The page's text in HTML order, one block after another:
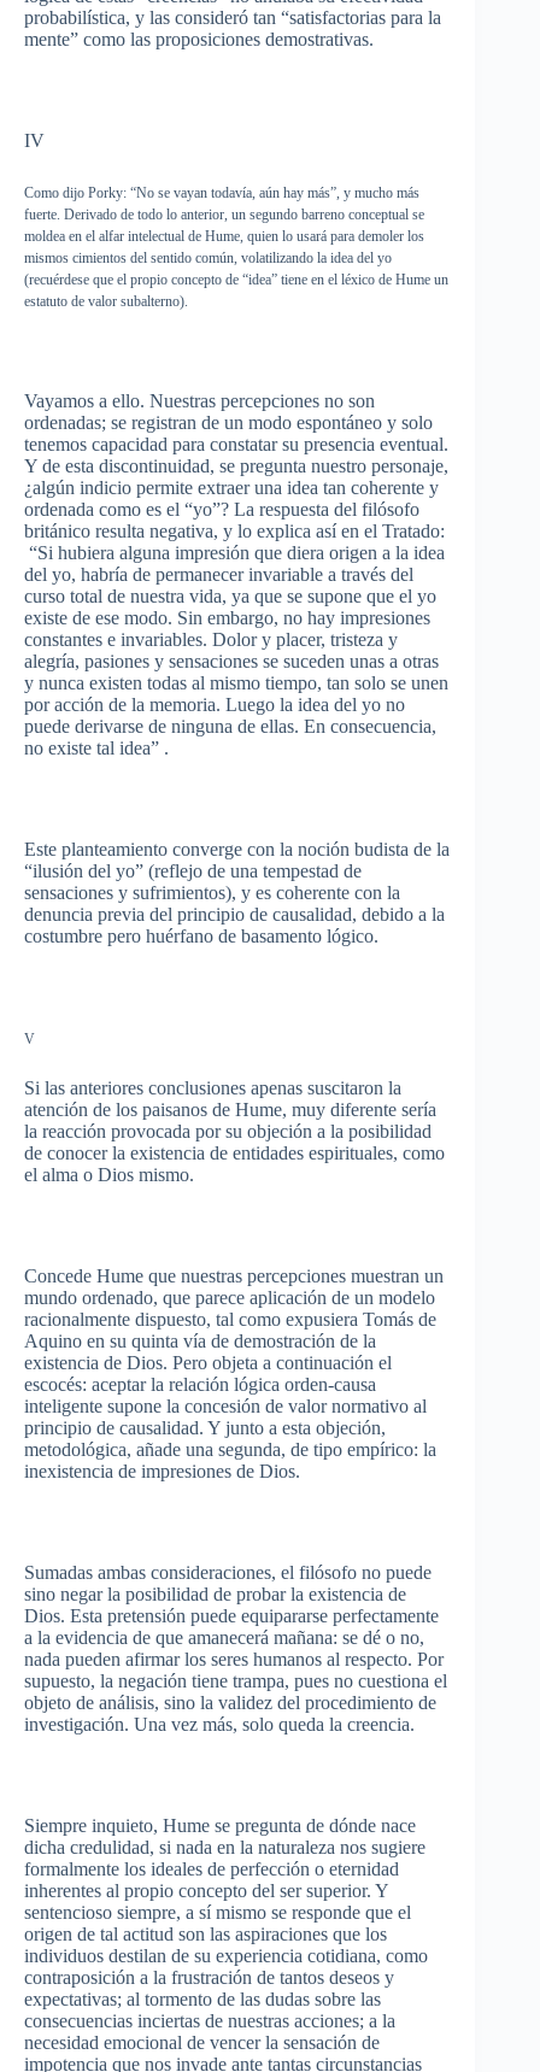
probabilística, y las consideró tan “satisfactorias para la
mente” como las proposiciones demostrativas.
IV
Como dijo Porky: “No se vayan todavía, aún hay más”, y mucho más
fuerte. Derivado de todo lo anterior, un segundo barreno conceptual se
moldea en el alfar intelectual de Hume, quien lo usará para demoler los
mismos cimientos del sentido común, volatilizando la idea del yo
(recuérdese que el propio concepto de “idea” tiene en el léxico de Hume un
estatuto de valor subalterno).
Vayamos a ello. Nuestras percepciones no son
ordenadas; se registran de un modo espontáneo y solo
tenemos capacidad para constatar su presencia eventual.
Y de esta discontinuidad, se pregunta nuestro personaje,
¿algún indicio permite extraer una idea tan coherente y
ordenada como es el “yo”? La respuesta del filósofo
británico resulta negativa, y lo explica asíen el Tratado:
“Si hubiera alguna impresión que diera origen a la idea
del yo, habría de permanecerinvariable a través del
curso total de nuestra vida, ya que se supone que el yo
existe de ese modo. Sin embargo, no hay impresiones
constantes e invariables. Dolor y placer, tristeza y
alegría, pasiones y sensaciones se suceden unas a otras
y nunca existen todas al mismo tiempo, tan solo se unen
por acción de la memoria. Luego la idea del yo no
puede derivarse de ninguna de ellas. En consecuencia,
no existe tal idea” .
Este planteamiento converge con la noción budista de la
“ilusión del yo” (reflejo de una tempestad de
sensaciones y sufrimientos), y es coherente con la
denuncia previa del principio de causalidad, debido a la
costumbre pero huérfano de basamento lógico.
V
Si las anteriores conclusiones apenas suscitaron la
atención de los paisanos de Hume, muy diferente sería
la reacción provocada por su objeción a la posibilidad
de conocerla existencia de entidades espirituales, como
el alma o Dios mismo.
Concede Hume que nuestras percepciones muestran un
mundo ordenado, que parece aplicación de un modelo
racionalmente dispuesto, tal como expusiera Tomás de
Aquino en su quinta vía de demostración de la
existencia de Dios. Pero objeta a continuación el
escocés: aceptarla relación lógica orden-causa
inteligente supone la concesión de valornormativo al
principio de causalidad. Y junto a esta objeción,
metodológica, añade una segunda, de tipo empírico: la
inexistencia de impresiones de Dios.
Sumadas ambas consideraciones, el filósofo no puede
sino negarla posibilidad de probarla existencia de
Dios. Esta pretensión puede equipararse perfectamente
a la evidencia de que amanecerá mañana: se dé o no,
nada pueden afirmarlos seres humanos al respecto. Por
supuesto, la negación tiene trampa, pues no cuestiona el
objeto de análisis, sino la validez del procedimiento de
investigación. Una vez más, solo queda la creencia.
Siempre inquieto, Hume se pregunta de dónde nace
dicha credulidad, si nada en la naturaleza nos sugiere
formalmente los ideales de perfección o eternidad
inherentes al propio concepto del sersuperior. Y
sentencioso siempre, a sí mismo se responde que el
origen de tal actitud son las aspiraciones que los
individuos destilan de su experiencia cotidiana, como
contraposición a la frustración de tantos deseos y
expectativas; al tormento de las dudas sobre las
consecuencias inciertas de nuestras acciones; a la
necesidad emocional de vencerla sensación de
impotencia que nos invade ante tantas circunstancias